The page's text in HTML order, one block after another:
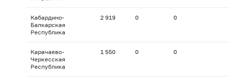
Кабардино-
Балкарская
Республика
2 919 0 0
Карачаево-
Черкесская
Республика
1 550 0 0